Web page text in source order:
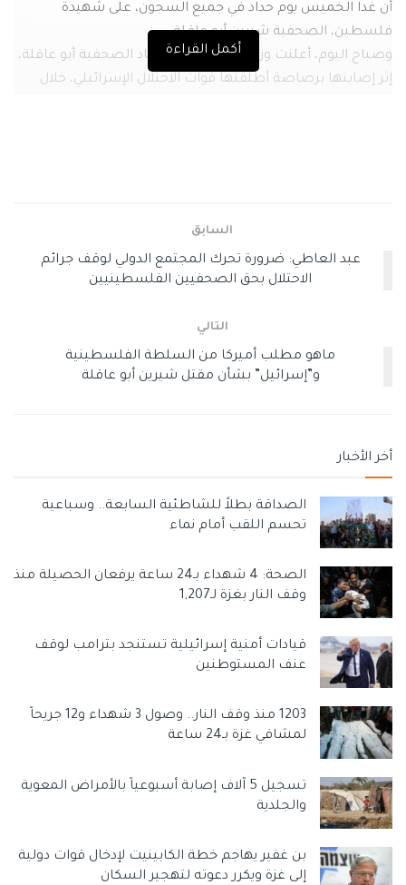
أن غدا الخميس يوم حداد في جميع السجون، على شهيدة
فلسطين، الصحفية شيرين أبو عاقلة.
وصباح اليوم، أعلنت وزارة الصحة استشهاد الصحفية أبو عاقلة،
إثر إصابتها برصاصة أطلقتها قوات الاحتلال الإسرائيلي، خلال
اليرموك بالأردن.
%aa-%d9%81%d9%8a-%d8%ad%d9%8a%d8%a7%d8%a9-
%d8%a7%d9%84%d8%b4%d9%87%d9%8a%d8%af%d8%a9-
%d8%b4%d9%8a%d8%b1%d9%8a%d9%86-
أكمل القراءة
وسوم: الاسري
السابق
عبد العاطي: ضرورة تحرك المجتمع الدولي لوقف جرائم
الاحتلال بحق الصحفيين الفلسطينيين
التالي
ماهو مطلب أميركا من السلطة الفلسطينية
و”إسرائيل” بشأن مقتل شيرين أبو عاقلة
أخر الأخبار
الصداقة بطلاً للشاطئية السابعة.. وسباعية
تحسم اللقب أمام نماء
الصحة: 4 شهداء بـ24 ساعة يرفعان الحصيلة منذ
وقف النار بغزة لـ1,207
قيادات أمنية إسرائيلية تستنجد بترامب لوقف
عنف المستوطنين
1203 منذ وقف النار.. وصول 3 شهداء و12 جريحاً
لمشافي غزة بـ24 ساعة
تسجيل 5 آلاف إصابة أسبوعياً بالأمراض المعوية
والجلدية
بن غفير يهاجم خطة الكابينيت لإدخال قوات دولية
إلى غزة ويكرر دعوته لتهجير السكان